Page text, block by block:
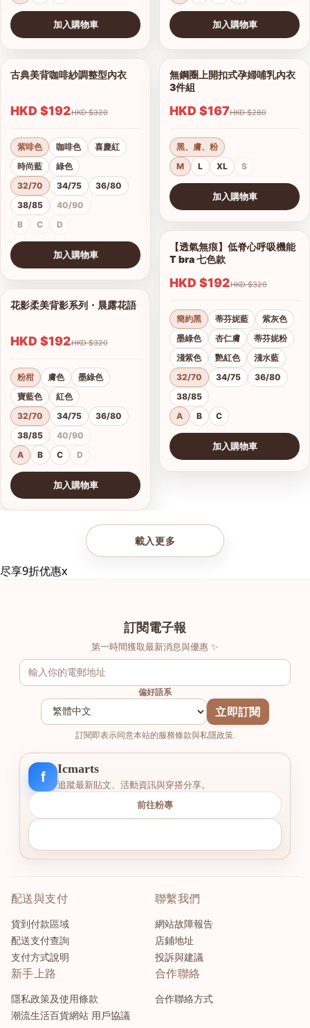
加入購物車
1/19
查看圖片
古典美背咖啡紗調整型內衣
HKD $192 HKD $320
紫啡色 咖啡色
喜慶紅
時尚藍
綠色
32/70
34/75
36/80
38/85
40/90
B
C D
加入購物車
1/21
查看圖片
花影柔美背影系列・晨露花語
HKD $192 HKD $320
粉柑 膚色
墨綠色
寶藍色
紅色
32/70
34/75
36/80
38/85
40/90
A
B C D
加入購物車
加入購物車
1/3
查看圖片
無鋼圈上開扣式孕婦哺乳內衣
3件組
HKD $167 HKD $280
黑、膚、粉
M
L XL S
加入購物車
1/28
查看圖片
【透氣無痕】低脊心呼吸機能
T bra 七色款
HKD $192 HKD $320
簡約黑 蒂芬妮藍
紫灰色
墨綠色
杏仁膚
蒂芬妮粉
淺紫色
艷紅色
淺水藍
32/70
34/75
36/80
38/85
A
B C
加入購物車
載入更多
尽享9折优惠x
訂閱電子報
第一時間獲取最新消息與優惠 ✨
偏好語系
立即訂閱
訂閱即表示同意本站的服務條款與私隱政策.
f
Icmarts
追蹤最新貼文、活動資訊與穿搭分享。
前往粉專
配送與支付
貨到付款區域
配送支付查詢
支付方式說明
聯繫我們
網站故障報告
店鋪地址
投訴與建議
新手上路
隱私政策及使用條款
潮流生活百貨網站 用戶協議
合作聯絡
合作聯絡方式